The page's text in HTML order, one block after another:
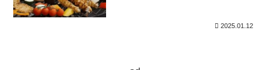
2025.01.12